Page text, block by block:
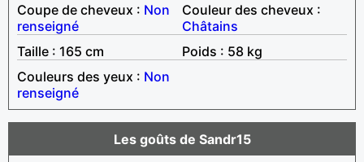
Coupe de cheveux : Non
renseigné
Couleur des cheveux :
Châtains
Taille : 165 cm
Poids : 58 kg
Couleurs des yeux : Non
renseigné
Les goûts de Sandr15